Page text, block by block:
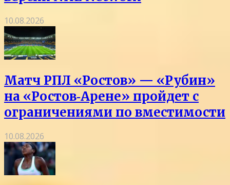
10.08.2026
Матч РПЛ «Ростов» — «Рубин»
на «Ростов‑Арене» пройдет с
ограничениями по вместимости
10.08.2026